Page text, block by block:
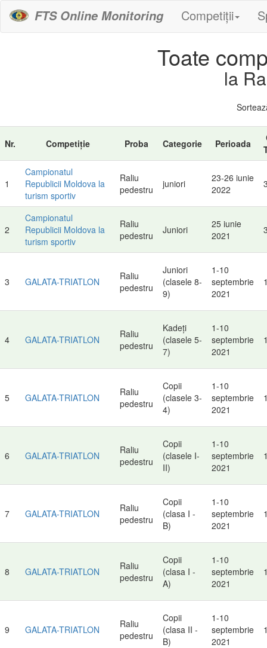
FTS Online Monitoring Competiții
Toate
la
Nr. Competiție Proba Categorie Perioada
1
Campionatul
Republicii Moldova la
turism sportiv
Raliu
pedestru
juniori
23-26 iunie
2022
2
Campionatul
Republicii Moldova la
turism sportiv
Raliu
pedestru
Juniori
25 iunie
2021
3 GALATA-TRIATLON
Raliu
pedestru
Juniori
(clasele 8-
9)
1-10
septembrie
2021
4 GALATA-TRIATLON
Raliu
pedestru
Kadeți
(clasele 5-
7)
1-10
septembrie
2021
5 GALATA-TRIATLON
Raliu
pedestru
Copii
(clasele 3-
4)
1-10
septembrie
2021
6 GALATA-TRIATLON
Raliu
pedestru
Copii
(clasele I-
II)
1-10
septembrie
2021
7 GALATA-TRIATLON
Raliu
pedestru
Copii
(clasa I -
B)
1-10
septembrie
2021
8 GALATA-TRIATLON
Raliu
pedestru
Copii
(clasa I -
A)
1-10
septembrie
2021
9 GALATA-TRIATLON
Raliu
pedestru
Copii
(clasa II -
B)
1-10
septembrie
2021